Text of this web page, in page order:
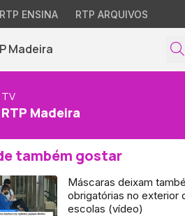
RTP ENSINA RTP ARQUIVOS
Madeira
TV
RTP Madeira
também gostar
Máscaras deixam
obrigatórias no exterior
escolas (vídeo)